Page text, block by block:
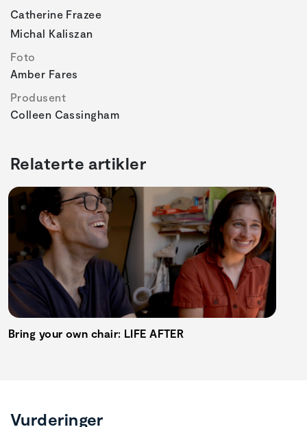
Catherine Frazee
Michal Kaliszan
Foto
Amber Fares
Produsent
Colleen Cassingham
Relaterte artikler
Bring your own chair: LIFE AFTER
Vurderinger